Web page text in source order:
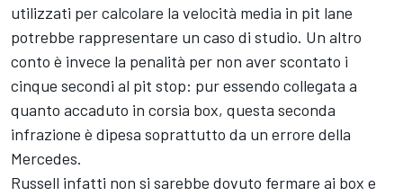
utilizzati per calcolare la velocità media in pit lane
potrebbe rappresentare un caso di studio. Un altro
conto è invece la penalità per non aver scontato i
cinque secondi al pit stop: pur essendo collegata a
quanto accaduto in corsia box, questa seconda
infrazione è dipesa soprattutto da un errore della
Mercedes.
Russell infatti non si sarebbe dovuto fermare ai box e